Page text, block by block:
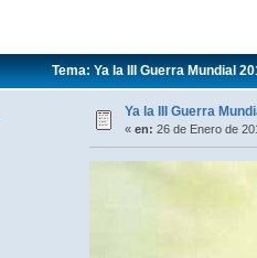
Tema: Ya la III Guerra Mundial
Ya la III Guerra
« en: 26 de Enero de